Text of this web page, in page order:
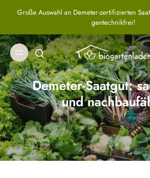
Jetzt Wintersteckzwiebeln &
vorbestellen!
Demeter-Saatgut:
und